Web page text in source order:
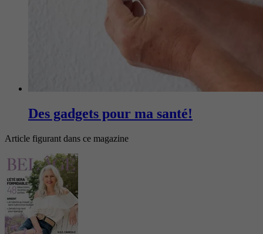
Des gadgets pour ma santé!
Article figurant dans ce magazine